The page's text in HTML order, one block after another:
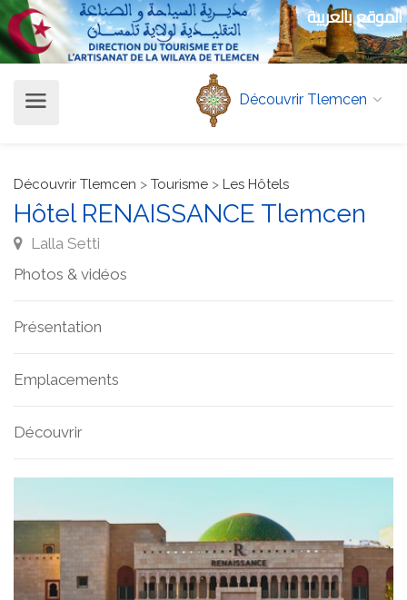
الموقع بالعربية
Découvrir Tlemcen
Découvrir Tlemcen > Tourisme > Les Hôtels
Hôtel RENAISSANCE Tlemcen
Lalla Setti
Photos & vidéos
Présentation
Emplacements
Découvrir